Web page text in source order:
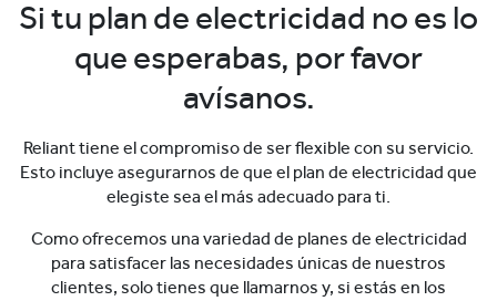
Si tu plan de electricidad no es lo
que esperabas, por favor
avísanos.
Reliant tiene el compromiso de ser flexible con su servicio.
Esto incluye asegurarnos de que el plan de electricidad que
elegiste sea el más adecuado para ti.
Como ofrecemos una variedad de planes de electricidad
para satisfacer las necesidades únicas de nuestros
clientes, solo tienes que llamarnos y, si estás en los